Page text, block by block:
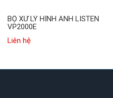
BỘ XỬ LÝ HÌNH ẢNH LISTEN
VP2000E
Liên hệ